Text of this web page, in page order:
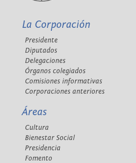
La Corporación
Presidente
Diputados
Delegaciones
Órganos colegiados
Comisiones informativas
Corporaciones anteriores
Áreas
Cultura
Bienestar Social
Presidencia
Fomento